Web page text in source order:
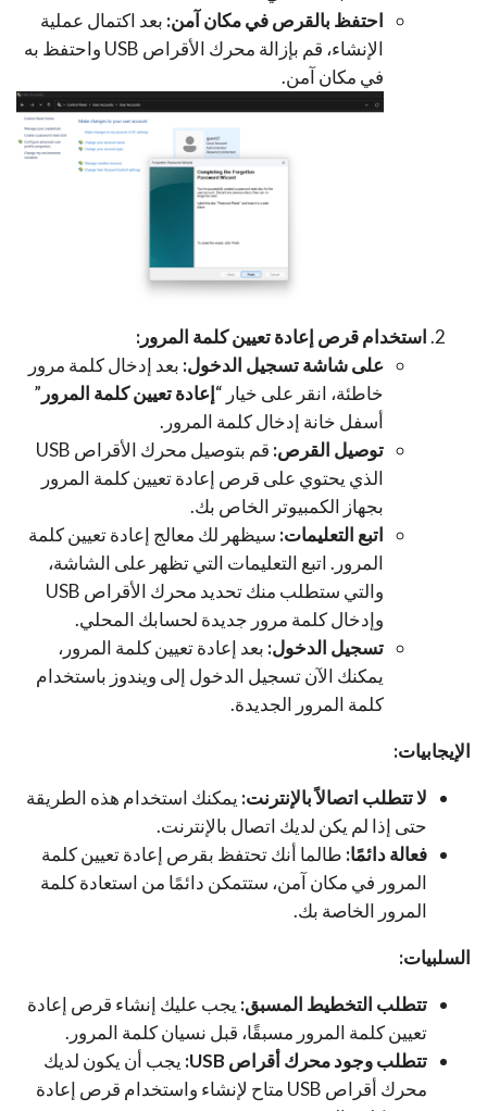
احتفظ بالقرص في مكان آمن: بعد اكتمال عملية
الإنشاء، قم بإزالة محرك الأقراص USB واحتفظ به
في مكان آمن.
استخدام قرص إعادة تعيين كلمة المرور:
على شاشة تسجيل الدخول: بعد إدخال كلمة مرور
خاطئة، انقر على خيار “إعادة تعيين كلمة المرور ”
أسفل خانة إدخال كلمة المرور.
توصيل القرص:
قم بتوصيل محرك الأقراص USB
الذي يحتوي على قرص إعادة تعيين كلمة المرور
بجهاز الكمبيوتر الخاص بك.
اتبع التعليمات: سيظهر لك معالج إعادة تعيين كلمة
المرور. اتبع التعليمات التي تظهر على الشاشة،
والتي ستطلب منك تحديد محرك الأقراص USB
وإدخال كلمة مرور جديدة لحسابك المحلي.
تسجيل الدخول: بعد إعادة تعيين كلمة المرور،
يمكنك الآن تسجيل الدخول إلى ويندوز باستخدام
كلمة المرور الجديدة.
الإيجابيات:
لا تتطلب اتصالاً بالإنترنت: يمكنك استخدام هذه الطريقة
حتى إذا لم يكن لديك اتصال بالإنترنت.
فعالة دائمًا: طالما أنك تحتفظ بقرص إعادة تعيين كلمة
المرور في مكان آمن، ستتمكن دائمًا من استعادة كلمة
المرور الخاصة بك.
السلبيات:
تتطلب التخطيط المسبق: يجب عليك إنشاء قرص إعادة
تعيين كلمة المرور مسبقًا، قبل نسيان كلمة المرور.
تتطلب وجود محرك أقراص USB:
يجب أن يكون لديك
محرك أقراص USB متاح لإنشاء واستخدام قرص إعادة